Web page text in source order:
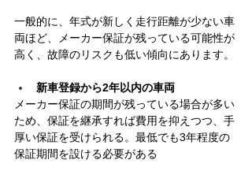
一般的に、年式が新しく走行距離が少ない車
両ほど、メーカー保証が残っている可能性が
高く、故障のリスクも低い傾向にあります。
新車登録から2年以内の車両
メーカー保証の期間が残っている場合が多い
ため、保証を継承すれば費用を抑えつつ、手
厚い保証を受けられる。最低でも3年程度の
保証期間を設ける必要がある